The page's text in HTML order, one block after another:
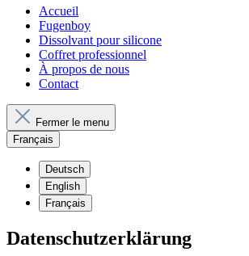
Accueil
Fugenboy
Dissolvant pour silicone
Coffret professionnel
À propos de nous
Contact
Fermer le menu
Français
Deutsch
English
Français
Datenschutz­erklärung